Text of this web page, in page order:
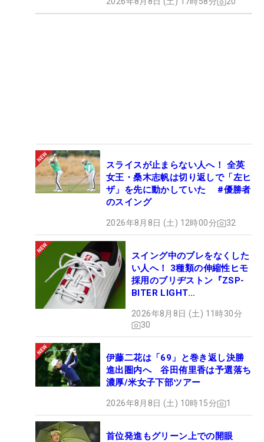
スライスが止まらない人へ！ 全英
女王・桑木志帆は切り返しで「左ヒ
ザ」を先に動かしていた #優勝者
のスイング
2026年8月8日 (土) 12時00分 32
スイング中のブレをなくした
い人へ！ 3種類の伸縮性ヒモ
採用のブリヂストン『ZSP-
BITER LIGHT
ュー
2026年8月8日 (土) 11時30分
30
伊藤二花は「69」と巻き返し決勝
進出圏内へ 谷田侑里香は予選落ち
濃厚/米女子下部ツアー
2026年8月8日 (土) 10時15分 1
首位発進もグリーン上での開眼